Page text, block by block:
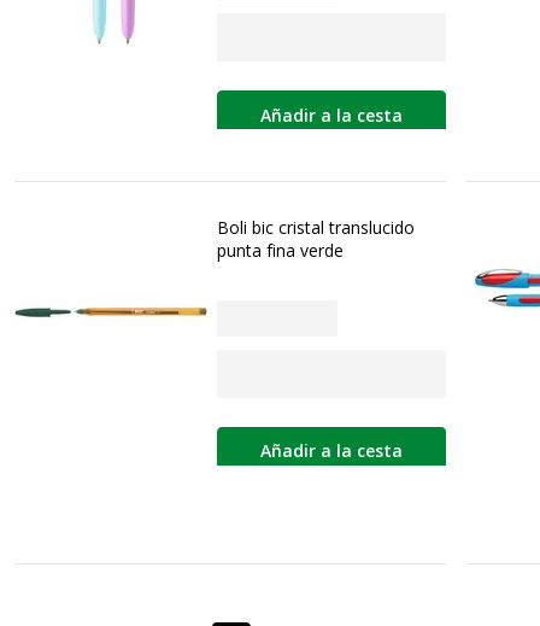
Añadir a la cesta
Boli bic cristal translucido
punta fina verde
Añadir a la cesta